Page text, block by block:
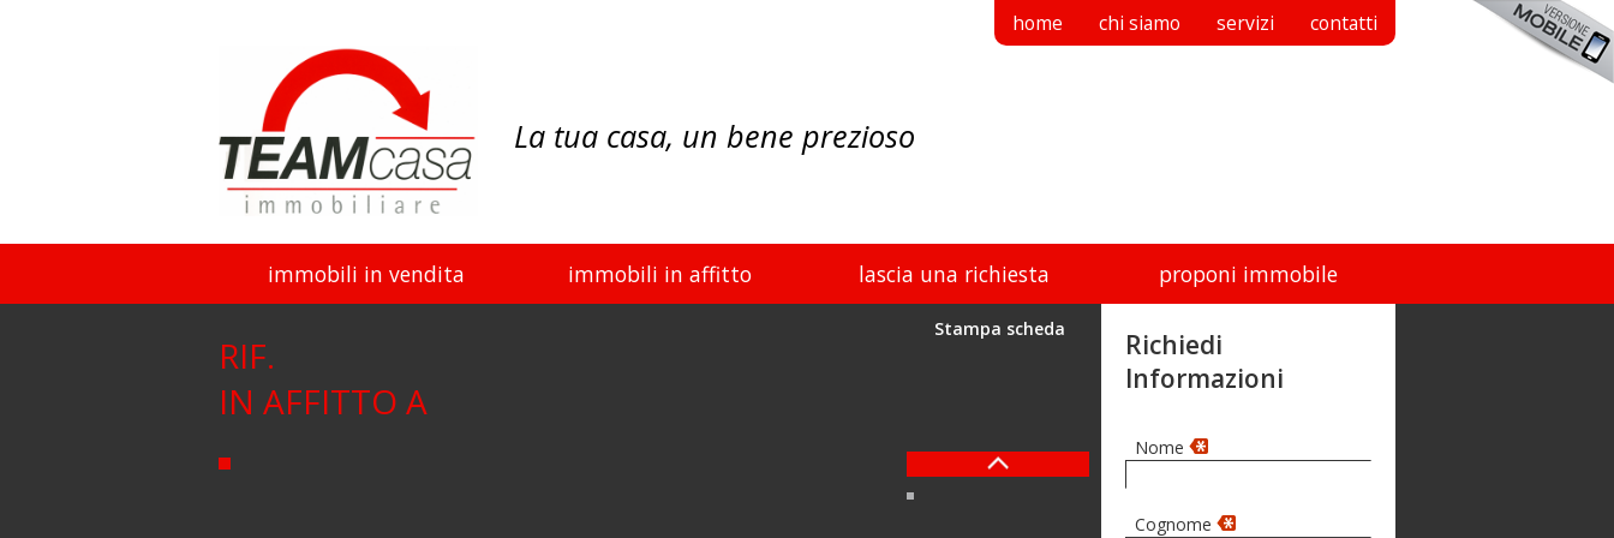
home chi siamo servizi contatti
La tua casa, un bene prezioso
immobili in vendita immobili in affitto lascia una richiesta proponi immobile
Stampa scheda
RIF.
IN AFFITTO A
Richiedi
Informazioni
Nome
Cognome